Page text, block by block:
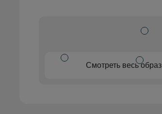
Смотреть весь образ